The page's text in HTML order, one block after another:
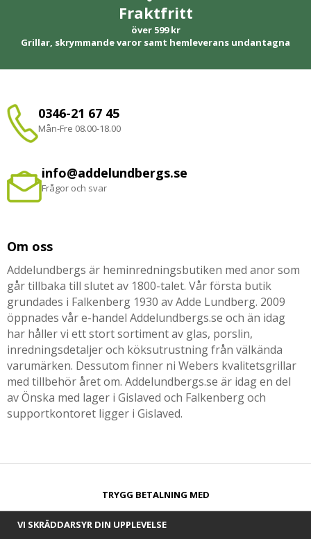
Fraktfritt
över 599 kr
Grillar, skrymmande varor samt hemleverans undantagna
0346-21 67 45
Mån-Fre 08.00-18.00
info@addelundbergs.se
Frågor och svar
Om oss
Addelundbergs är heminredningsbutiken med anor som
går tillbaka till slutet av 1800-talet. Vår första butik
grundades i Falkenberg 1930 av Adde Lundberg. 2009
öppnades vår e-handel Addelundbergs.se och än idag
har håller vi ett stort sortiment av glas, porslin,
inredningsdetaljer och köksutrustning från välkända
varumärken. Dessutom finner ni Webers kvalitetsgrillar
med tillbehör året om. Addelundbergs.se är idag en del
av Önska med lager i Gislaved och Falkenberg och
supportkontoret ligger i Gislaved.
TRYGG BETALNING MED​
VI SKRÄDDARSYR DIN UPPLEVELSE